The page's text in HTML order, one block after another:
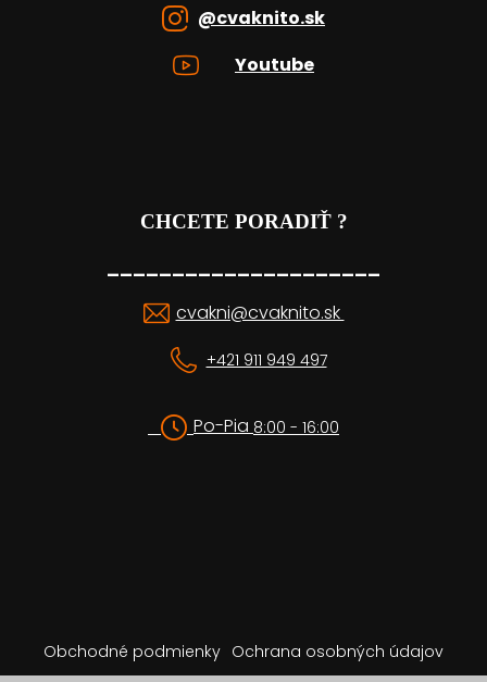
@cvaknito.sk
Youtube
CHCETE PORADIŤ ?
_____________________
cvakni@cvaknito.sk
+421 911 949 497
Po-Pia8:00 - 16:00
Obchodné podmienky Ochrana osobných údajov